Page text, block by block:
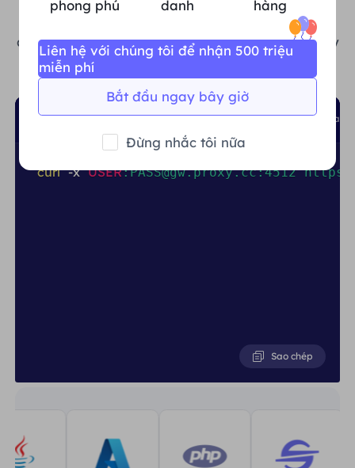
triển cho việc huấn luyện LLM và khử trích xuất
dữ liệu - đầy đủ với tài liệu, mã nguồn và hướng
dẫn cài đặt. Bắt đầu mở khóa giá trị dữ liệu ngay
bây giờ!
shell python Node.js PHP GO Java
curl -x USER:PASS@gw.proxy.cc:4512
Sao chép
phong phú danh hàng
Bắt đầu ngay bây giờ
Liên hệ với chúng tôi để nhận 500 triệu
miễn phí
Đừng nhắc tôi nữa